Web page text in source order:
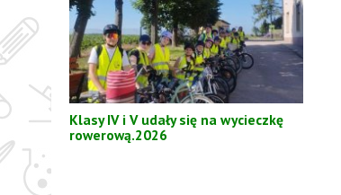
Klasy IV i V udały się na wycieczkę
rowerową.2026